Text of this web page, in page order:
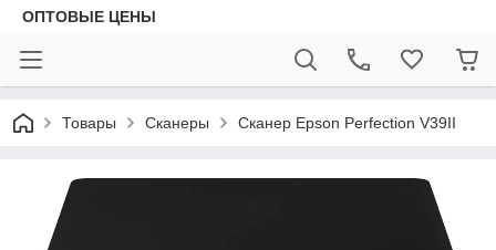
ОПТОВЫЕ ЦЕНЫ
Товары Сканеры Сканер Epson Perfection V39II